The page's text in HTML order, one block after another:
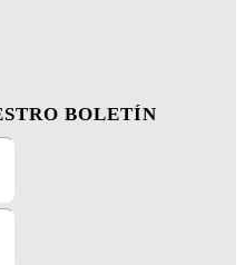
BOLETÍN